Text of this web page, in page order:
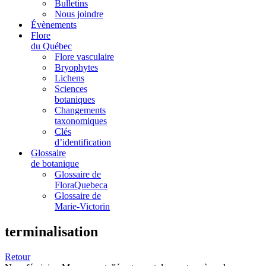
Bulletins
Nous joindre
Évènements
Flore
du Québec
Flore vasculaire
Bryophytes
Lichens
Sciences
botaniques
Changements
taxonomiques
Clés
d’identification
Glossaire
de botanique
Glossaire de
FloraQuebeca
Glossaire de
Marie-Victorin
terminalisation
Retour